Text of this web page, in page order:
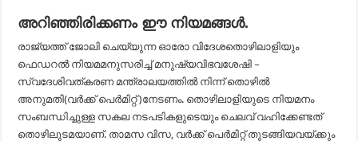
അറിഞ്ഞിരിക്കണം ഈ നിയമങ്ങള്‍.
രാജ്യത്ത് ജോലി ചെയ്യുന്ന ഓരോ വിദേശതൊഴിലാളിയും
ഫെഡറല്‍ നിയമമനുസരിച്ച് മനുഷ്യവിഭവശേഷി –
സ്വദേശിവത്കരണ മന്ത്രാലയത്തില്‍ നിന്ന് തൊഴില്‍
അനുമതി(വര്‍ക്ക് പെര്‍മിറ്റ് )നേടണം. തൊഴിലാളിയുടെ നിയമനം
സംബന്ധിച്ചുള്ള സകല നടപടികളുടെയും ചെലവ് വഹിക്കേണ്ടത്
തൊഴിലുടമയാണ്. താമസ വിസ, വര്‍ക്ക് പെര്‍മിറ്റ് തുടങ്ങിയവയ്ക്കും